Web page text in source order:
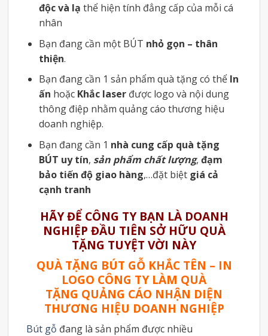
độc và lạ thể hiện tính đẳng cấp của mỗi cá
nhân
Bạn đang cần một BÚT nhỏ gọn – thân
thiện.
Bạn đang cần 1 sản phẩm quà tặng có thể In
ấn hoặcKhắc laserđược logo và nội dung
thông điệp nhằm quảng cáo thương hiệu
doanh nghiệp.
Bạn đang cần 1 nhà cung cấp quà tặng
BÚT uy tín, sản phẩm chất lượng, đạm
bảo tiến độ giao hàng,…đặt biệt giá cả
cạnh tranh
HÃY ĐỂ CÔNG TY BẠN LÀ DOANH
NGHIỆP ĐẦU TIÊN SỞ HỮU QUÀ
TẶNG TUYỆT VỜI NÀY
QUÀ TẶNG BÚT GỖ KHẮC TÊN – IN
LOGO CÔNG TY LÀM QUÀ
TẶNG QUẢNG CÁO NHẬN DIỆN
THƯƠNG HIỆU DOANH NGHIỆP
Bút gỗ đang là sản phẩm được nhiều